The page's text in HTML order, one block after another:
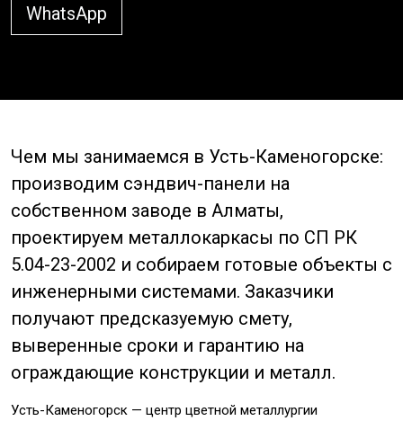
WhatsApp
Чем мы занимаемся в Усть-Каменогорске:
производим сэндвич-панели на
собственном заводе в Алматы,
проектируем металлокаркасы по СП РК
5.04-23-2002 и собираем готовые объекты с
инженерными системами. Заказчики
получают предсказуемую смету,
выверенные сроки и гарантию на
ограждающие конструкции и металл.
Усть-Каменогорск — центр цветной металлургии